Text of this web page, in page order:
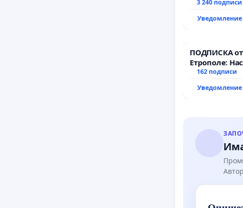
Христо
3 240 подписи
Уведомление
ПОДПИСКА
Етрополе:
гаранции от
всички
162 подписи
Уведомление